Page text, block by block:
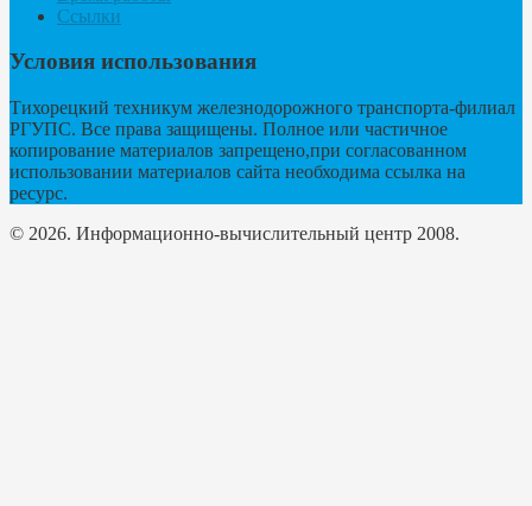
Ссылки
Условия использования
Тихорецкий техникум железнодорожного транспорта-филиал
РГУПС. Все права защищены. Полное или частичное
копирование материалов запрещено,при согласованном
использовании материалов сайта необходима ссылка на
ресурс.
© 2026. Информационно-вычислительный центр 2008.